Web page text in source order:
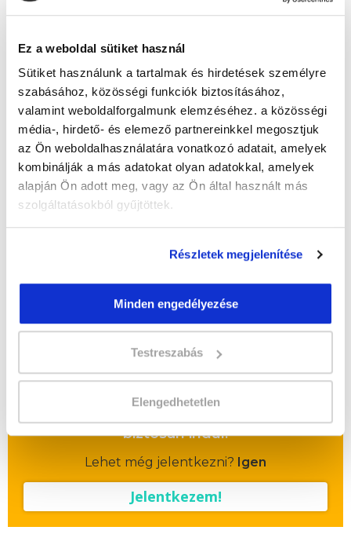
Ez a weboldal sütiket használ
Sütiket használunk a tartalmak és hirdetések személyre
szabásához, közösségi funkciók biztosításához,
valamint weboldalforgalmunk elemzéséhez. a közösségi
média-, hirdető- és elemező partnereinkkel megosztjuk
az Ön weboldalhasználatára vonatkozó adatait, amelyek
kombinálják a más adatokat olyan adatokkal, amelyek
alapján Ön adott meg, vagy az Ön által használt más
szolgáltatásokból gyűjtöttek.
Részletek megjelenítése
Minden engedélyezése
Testreszabás
Elengedhetetlen
+36302262580
" M " csoport
46 nap az indulásig!
Időtartam:3 hónap
2026-09-23
hallgatónk részére ajándék Pénztárgép helyes
Vizsgadíj várható összege
A csoport a meghirdetett időpontban
biztosan indul!
Lehet még jelentkezni? Igen
Jelentkezem!